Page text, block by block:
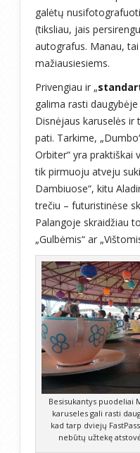
galėtų
(tiksliau, jais
autografus. Manau,
mažiausiesiems.
Privengiau ir „
galima rasti
Disnėjaus karuselės
pati. Tarkime,
Orbiter“ yra praktiškai
tik pirmuoju atveju
Dambiuose“, kitu
trečiu – futuristinėse
Palangoje skraidžiau
„Gulbėmis“ ar
Besisukantys puodeliai
karuseles gali rasti
kad tarp dviejų
nebūtų užtekę